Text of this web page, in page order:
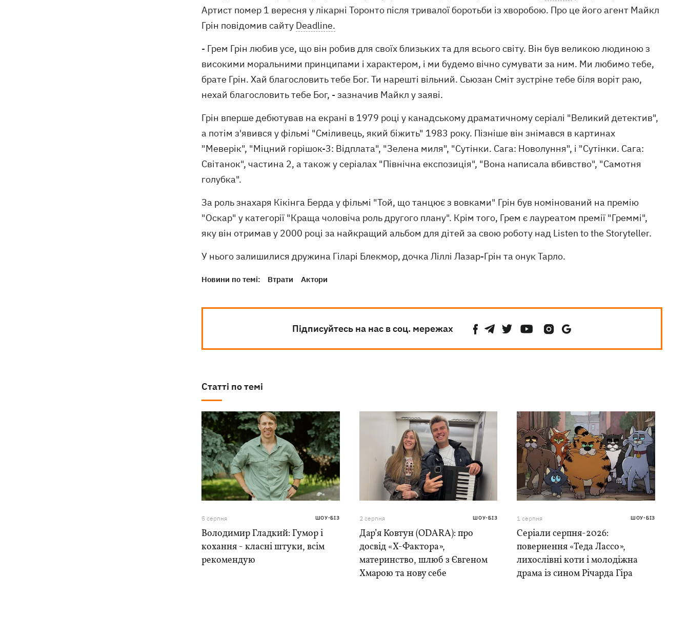
Артист помер 1 вересня у лікарні Торонто після тривалої боротьби із хворобою. Про це його агент Майкл
Грін повідомив сайту Deadline.
- Грем Грін любив усе, що він робив для своїх близьких та для всього світу. Він був великою людиною з
високими моральними принципами і характером, і ми будемо вічно сумувати за ним. Ми любимо тебе,
брате Грін. Хай благословить тебе Бог. Ти нарешті вільний. Сьюзан Сміт зустріне тебе біля воріт раю,
нехай благословить тебе Бог, - зазначив Майкл у заяві.
Грін вперше дебютував на екрані в 1979 році у канадському драматичному серіалі "Великий детектив",
а потім з'явився у фільмі "Сміливець, який біжить" 1983 року. Пізніше він знімався в картинах
"Меверік", "Міцний горішок-3: Відплата", "Зелена миля", "Сутінки. Сага: Новолуння", і "Сутінки. Сага:
Світанок", частина 2, а також у серіалах "Північна експозиція", "Вона написала вбивство", "Самотня
голубка".
За роль знахаря Кікінга Берда у фільмі "Той, що танцює з вовками" Грін був номінований на премію
"Оскар" у категорії "Краща чоловіча роль другого плану". Крім того, Грем є лауреатом премії "Греммі",
яку він отримав у 2000 році за найкращий альбом для дітей за свою роботу над Listen to the Storyteller.
У нього залишилися дружина Гіларі Блекмор, дочка Ліллі Лазар-Грін та онук Тарло.
Новини по темі: Втрати Актори
Підписуйтесь на нас в соц. мережах
Статті по темі
5 серпня ШОУ-БІЗ
Володимир Гладкий: Гумор і
кохання - класні штуки, всім
рекомендую
2 серпня ШОУ-БІЗ
Дар’я Ковтун (ODARA): про
досвід «Х-Фактора»,
материнство, шлюб з Євгеном
Хмарою та нову себе
1 серпня ШОУ-БІЗ
Серіали серпня-2026:
повернення «Теда Лассо»,
лихослівні коти і молодіжна
драма із сином Річарда Гіра